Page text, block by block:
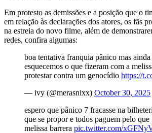
Em protesto as demissões e a posição que o
em relação às declarações dos atores, os fãs
na estreia do novo filme, além de
redes, confira algumas:
boa tentativa franquia pânico mas ainda
esquecemos o que fizeram com a
protestar contra um genocídio https://
— ivy (@merasnixx) October 30, 2025
espero que pânico 7 fracasse na
que se propor e todos paguem pelo
melissa barrera pic.twitter.com/